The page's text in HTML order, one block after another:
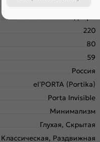
58180-11207
220
80
59
Россия
el’PORTA (Portika)
Porta Invisible
Минимализм
Глухая, Скрытая
Классическая, Раздвижная